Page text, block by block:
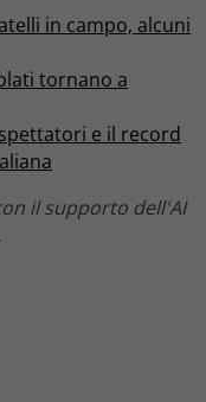
in campo, alcuni
tornano a
e il record
il supporto dell'AI